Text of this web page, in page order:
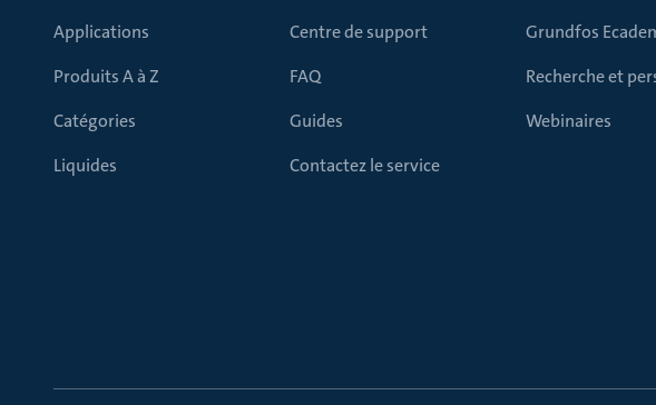
Applications
Produits A à Z
Catégories
Liquides
Centre de support
FAQ
Guides
Contactez le service
Grundfos
Recherche et
Webinaires